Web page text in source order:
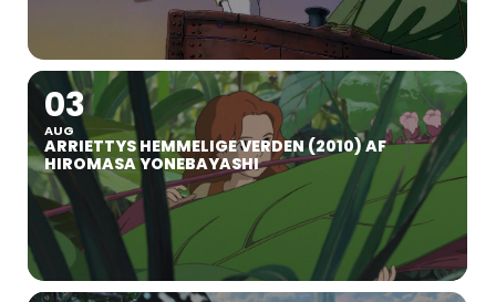
03
AUG
ARRIETTYS HEMMELIGE VERDEN (2010) AF
HIROMASA YONEBAYASHI